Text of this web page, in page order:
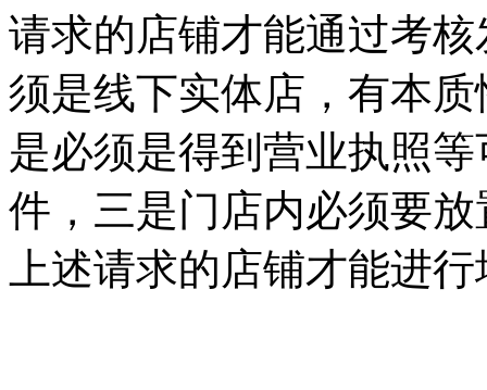
请求的店铺才能通过考
须是线下实体店，有本
是必须是得到营业执照
件，三是门店内必须要
上述请求的店铺才能进